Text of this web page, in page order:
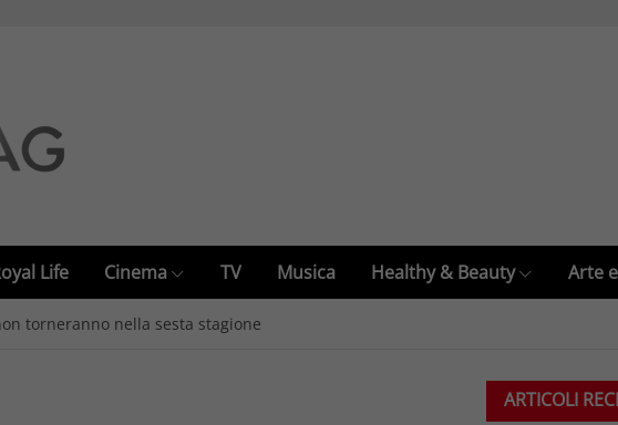
Life Cinema TV Musica Healthy & Beauty Arte
torneranno nella sesta stagione
ARTICOLI